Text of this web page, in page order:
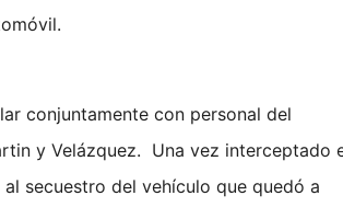
conjuntamente con personal del
y Velázquez. Una vez interceptado
secuestro del vehículo que quedó a